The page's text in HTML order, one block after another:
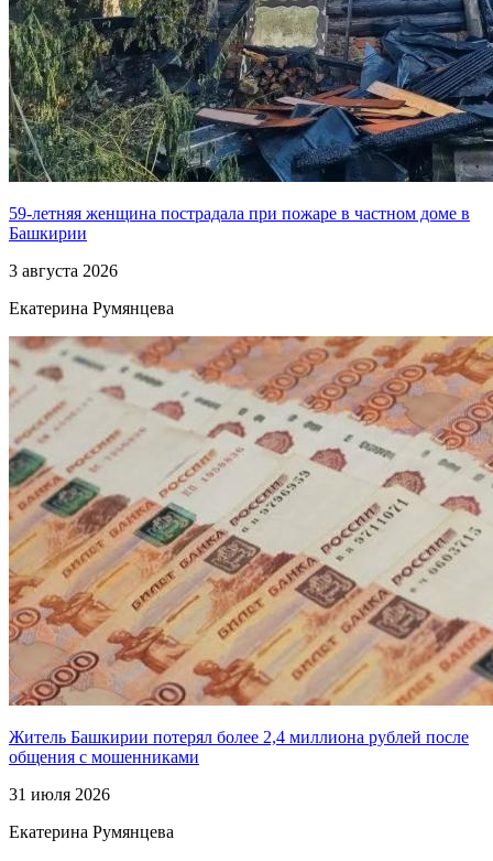
59-летняя женщина пострадала при пожаре в частном доме в
Башкирии
3 августа 2026
Екатерина Румянцева
Житель Башкирии потерял более 2,4 миллиона рублей после
общения с мошенниками
31 июля 2026
Екатерина Румянцева